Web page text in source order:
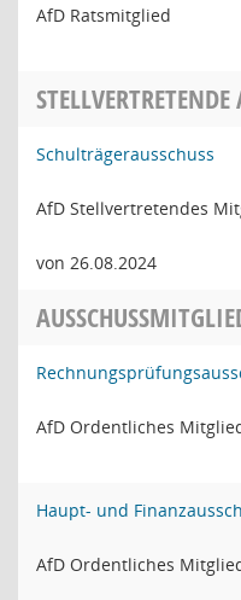
AfD Ratsmitglied
Schulträgerausschuss
AfD Stellvertretendes
von 26.08.2024
AfD Ordentliches
Haupt- und
AfD Ordentliches